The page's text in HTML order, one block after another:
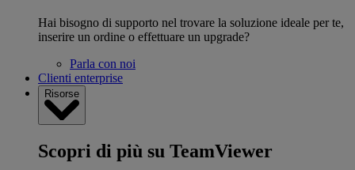
Hai bisogno di supporto nel trovare la soluzione ideale per te,
inserire un ordine o effettuare un upgrade?
Parla con noi
Clienti enterprise
Risorse
Scopri di più su TeamViewer